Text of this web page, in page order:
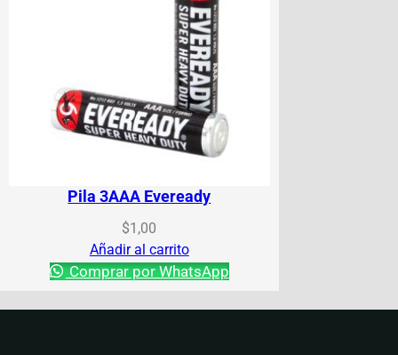
Pila 3AAA Eveready
$1,00
Añadir al carrito
Comprar por WhatsApp